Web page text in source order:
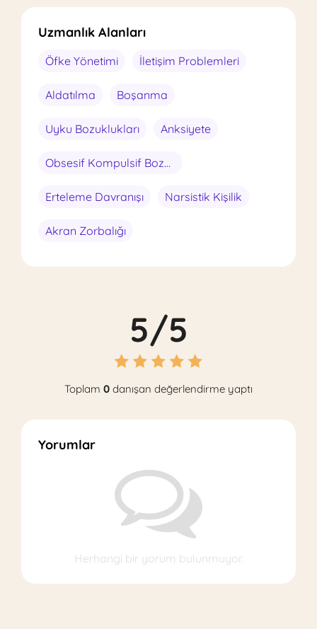
Uzmanlık Alanları
Öfke Yönetimi İletişim Problemleri
Aldatılma Boşanma
Uyku Bozuklukları Anksiyete
Obsesif Kompulsif Bozukluk
Erteleme Davranışı Narsistik Kişilik
Akran Zorbalığı
5/5
Toplam 0 danışan değerlendirme yaptı
Yorumlar
Herhangi bir yorum bulunmuyor.